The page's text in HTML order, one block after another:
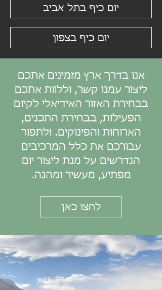
יום כיף בתל אביב
יום כיף בצפון
אנו בדרך ארץ מזמינים אתכם
ליצור עמנו קשר, וללוות אתכם
בבחירת האזור האידיאלי לקיום
הפעילות, בבחירת התכנים,
הארוחות והפינוקים. ולתפור
עבורכם את כלל המרכיבים
הנדרשים על מנת ליצור יום
מפתיע, מעשיר ומהנה.
לחצו כאן